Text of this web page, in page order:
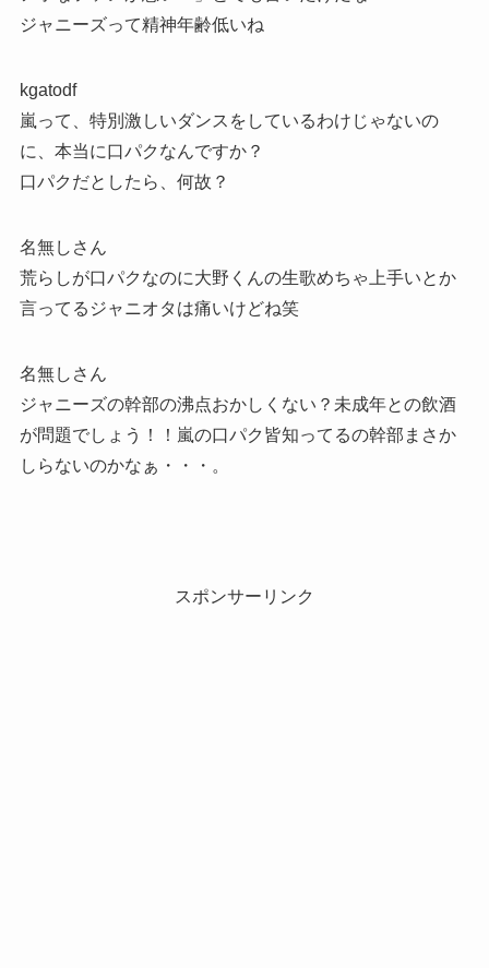
ジャニーズって精神年齢低いね
kgatodf
嵐って、特別激しいダンスをしているわけじゃないの
に、本当に口パクなんですか？
口パクだとしたら、何故？
名無しさん
荒らしが口パクなのに大野くんの生歌めちゃ上手いとか
言ってるジャニオタは痛いけどね笑
名無しさん
ジャニーズの幹部の沸点おかしくない？未成年との飲酒
が問題でしょう！！嵐の口パク皆知ってるの幹部まさか
しらないのかなぁ・・・。
スポンサーリンク